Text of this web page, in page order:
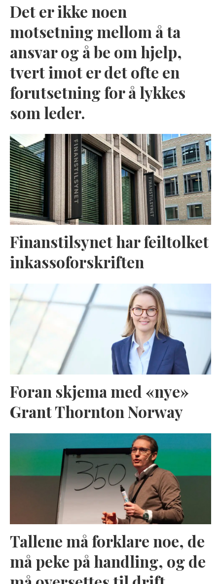
Det er ikke noen
motsetning mellom å ta
ansvar og å be om hjelp,
tvert imot er det ofte en
forutsetning for å lykkes
som leder.
Finanstilsynet har feiltolket
inkassoforskriften
Foran skjema med «nye»
Grant Thornton Norway
Tallene må forklare noe, de
må peke på handling, og de